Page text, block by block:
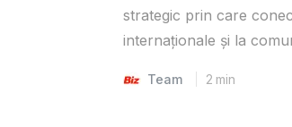
strategic prin care
internaționale și la
Team 2 min